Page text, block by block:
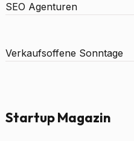
SEO Agenturen
Verkaufsoffene Sonntage
Startup Magazin